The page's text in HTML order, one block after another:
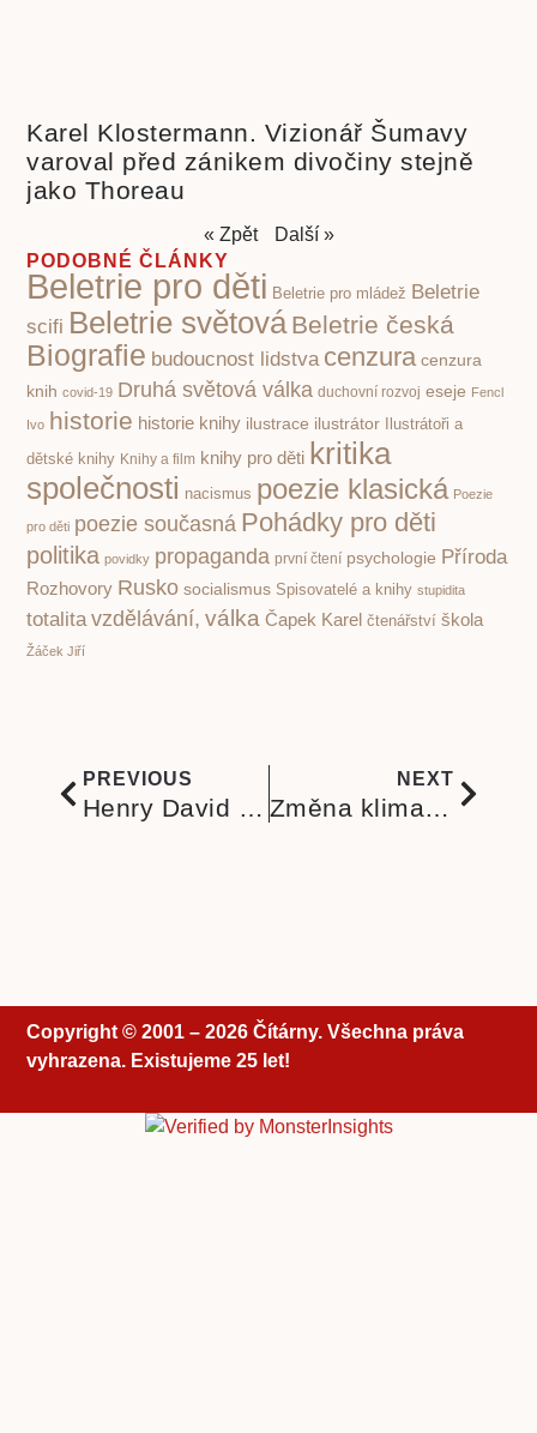
Karel Klostermann. Vizionář Šumavy
varoval před zánikem divočiny stejně
jako Thoreau
« Zpět
Další »
PODOBNÉ ČLÁNKY
Beletrie pro děti Beletrie pro mládež Beletrie
scifi Beletrie světováBeletrie česká
Biografie budoucnost lidstva cenzura cenzura
knih covid-19 Druhá světová válka duchovní rozvoj eseje Fencl
Ivo historie historie knihy ilustrace ilustrátor
Ilustrátoři a
dětské knihy Knihy a film knihy pro děti kritika
společnosti nacismus poezie klasická Poezie
pro děti poezie současná Pohádky pro děti
politika povidky propaganda první čtení psychologie Příroda
Rozhovory Rusko socialismus Spisovatelé a knihy stupidita
totalita vzdělávání, válka Čapek Karel čtenářství škola
Žáček Jiří
PREVIOUS
Henry David Thoreau. Cestopis Mainské lesy je nebezpečně nakažlivý svým způsobem myšlení
NEXT
Změna klimatu? Jak se ochrana přírody změnila na totalitní zelenou tyranii a podvod GreenDeal
Copyright © 2001 – 2026 Čítárny. Všechna práva
vyhrazena. Existujeme 25 let!